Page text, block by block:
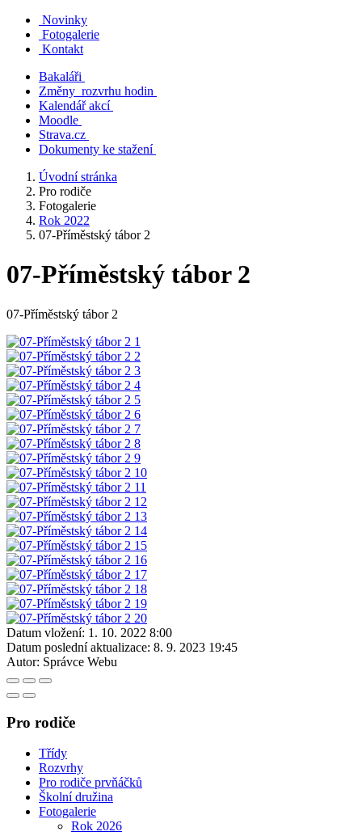
Novinky
Fotogalerie
Kontakt
Bakaláři
Změny rozvrhu hodin
Kalendář akcí
Moodle
Strava.cz
Dokumenty ke stažení
Úvodní stránka
Pro rodiče
Fotogalerie
Rok 2022
07-Příměstský tábor 2
07-Příměstský tábor 2
07-Příměstský tábor 2
Datum vložení: 1. 10. 2022 8:00
Datum poslední aktualizace: 8. 9. 2023 19:45
Autor: Správce Webu
Pro rodiče
Třídy
Rozvrhy
Pro rodiče prvňáčků
Školní družina
Fotogalerie
Rok 2026